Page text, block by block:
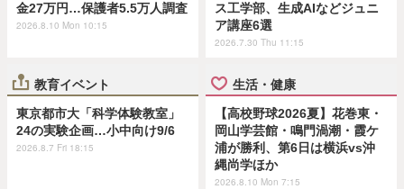
金27万円…保護者5.5万人調査
2026.8.10 Mon 10:15
ス工学部、生成AIなどジュニ
ア講座6選
2026.7.30 Thu 11:15
教育イベント
東京都市大「科学体験教室」
24の実験企画…小中向け9/6
2026.8.7 Fri 18:15
生活・健康
【高校野球2026夏】花巻東・
岡山学芸館・鳴門渦潮・霞ケ
浦が勝利、第6日は横浜vs沖
縄尚学ほか
2026.8.10 Mon 7:15